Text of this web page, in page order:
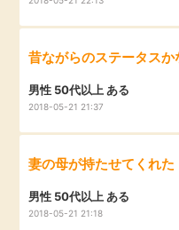
昔ながらのステータスか
男性 50代以上 ある
2018-05-21 21:37
妻の母が持たせてくれた
男性 50代以上 ある
2018-05-21 21:18